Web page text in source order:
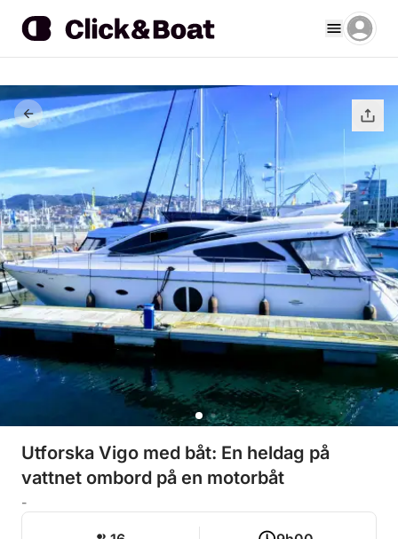
Utforska Vigo med båt: En heldag på
vattnet ombord på en motorbåt
-